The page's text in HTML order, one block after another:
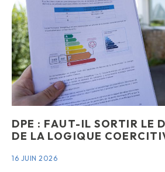
DPE : FAUT-IL SORTIR LE
DE LA LOGIQUE
16 JUIN 2026